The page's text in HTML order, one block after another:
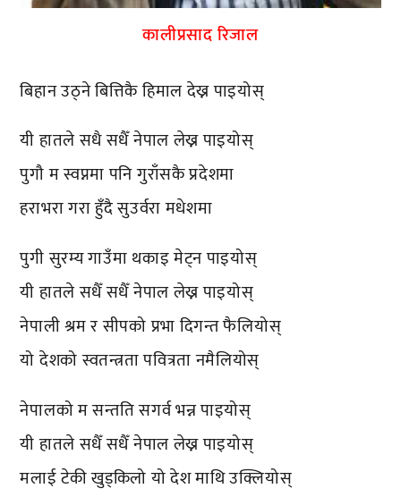
कालीप्रसाद रिजाल
बिहान उठ्ने बित्तिकै हिमाल देख्न पाइयोस्
यी हातले सधै सधैँ नेपाल लेख्न पाइयोस्
पुगौ म स्वप्नमा पनि गुराँसकै प्रदेशमा
हराभरा गरा हुँदै सुउर्वरा मधेशमा
पुगी सुरम्य गाउँमा थकाइ मेट्न पाइयोस्
यी हातले सधैँ सधैँ नेपाल लेख्न पाइयोस्
नेपाली श्रम र सीपको प्रभा दिगन्त फैलियोस्
यो देशको स्वतन्त्रता पवित्रता नमैलियोस्
नेपालको म सन्तति सगर्व भन्न पाइयोस्
यी हातले सधैँ सधैँ नेपाल लेख्न पाइयोस्
मलाई टेकी खुड्किलो यो देश माथि उक्लियोस्